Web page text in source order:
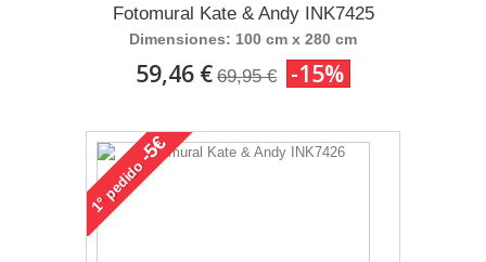
Fotomural Kate & Andy INK7425
Dimensiones: 100 cm x 280 cm
59,46 € 69,95 € -15%
1°
pedido
-5€